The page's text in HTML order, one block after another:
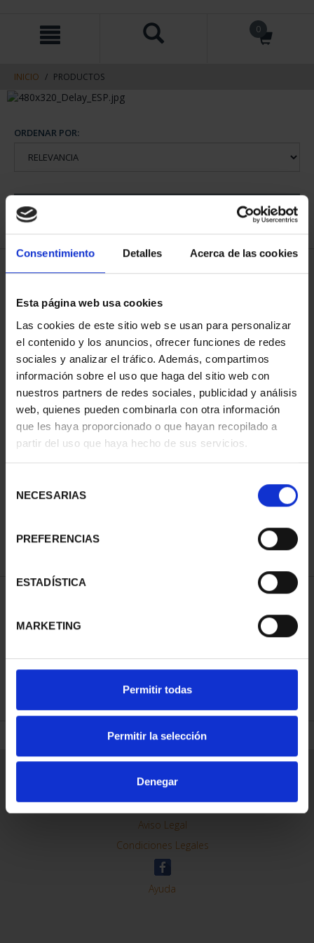
Consentimiento Detalles Acerca de las cookies
Esta página web usa cookies
Las cookies de este sitio web se usan para personalizar
el contenido y los anuncios, ofrecer funciones de redes
sociales y analizar el tráfico. Además, compartimos
información sobre el uso que haga del sitio web con
nuestros partners de redes sociales, publicidad y análisis
web, quienes pueden combinarla con otra información
que les haya proporcionado o que hayan recopilado a
partir del uso que haya hecho de sus servicios.
NECESARIAS
PREFERENCIAS
ESTADÍSTICA
MARKETING
Permitir todas
Permitir la selección
Denegar
contenido
navegacin
0
INICIO PRODUCTOS
ORDENAR POR:
1 Productos encontrados
73,00 €
REFINAR
Contacto
Preguntas Frequentes (FAQs)
Aviso Legal
Condiciones Legales
Ayuda